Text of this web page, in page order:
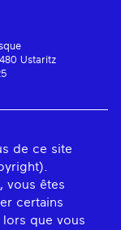
Ustaritz
de ce site
vous êtes
certains
lors que vous